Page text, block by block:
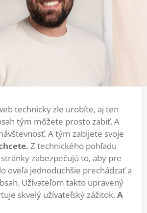
technicky zle urobíte, aj ten
tým môžete prosto zabiť. A
A tým zabijete svoje
Z technického pohľadu
zabezpečujú to, aby pre
oveľa jednoduchšie prechádzať a
Užívateľom takto upravený
skvelý užívateľský zážitok. A